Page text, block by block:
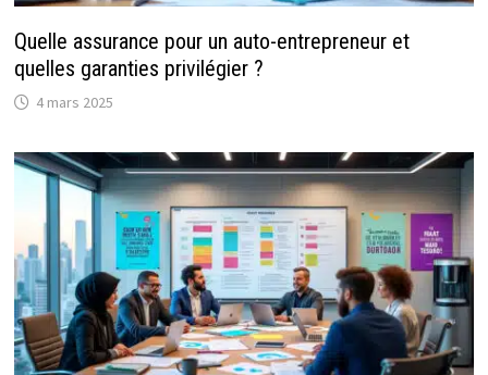
Quelle assurance pour un auto-entrepreneur et
quelles garanties privilégier ?
4 mars 2025